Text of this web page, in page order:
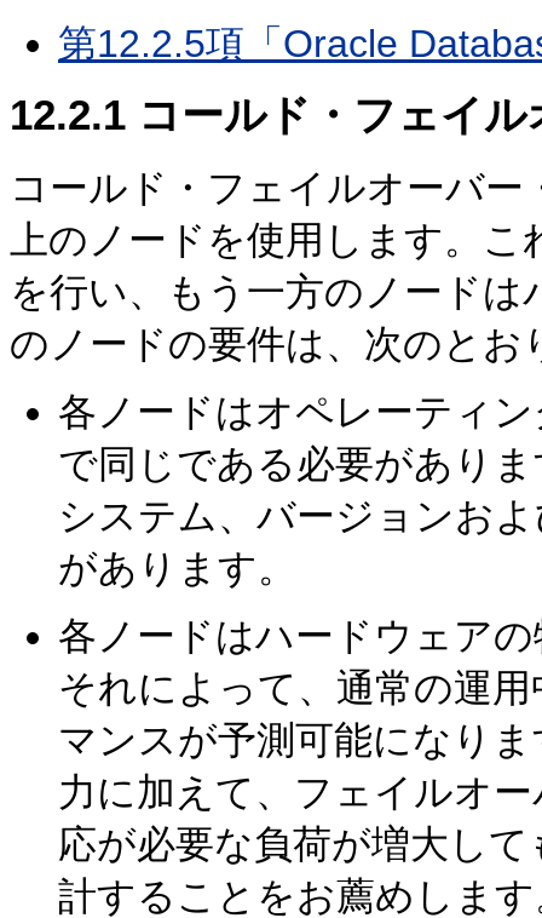
第12.2.5項「Oracle
12.2.1 コールド・フェイ
コールド・フェイルオーバ
上のノードを使用します。
を行い、もう一方のノード
のノードの要件は、次のとお
各ノードはオペレーティ
で同じである必要があり
システム、バージョンお
があります。
各ノードはハードウェア
それによって、通常の運
マンスが予測可能になり
力に加えて、フェイルオ
応が必要な負荷が増大し
計することをお薦めしま